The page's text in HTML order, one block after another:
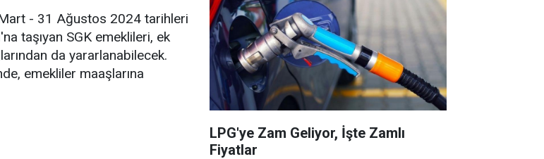
- 31 Ağustos 2024 tarihleri
taşıyan SGK emeklileri, ek
da yararlanabilecek.
emekliler maaşlarına
LPG'ye Zam Geliyor, İşte Zamlı
Fiyatlar